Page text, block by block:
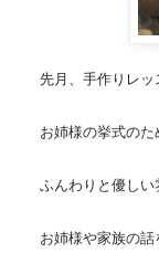
先月、手作りレッ
お姉様の挙式の
ふんわりと優しい
お姉様や家族の